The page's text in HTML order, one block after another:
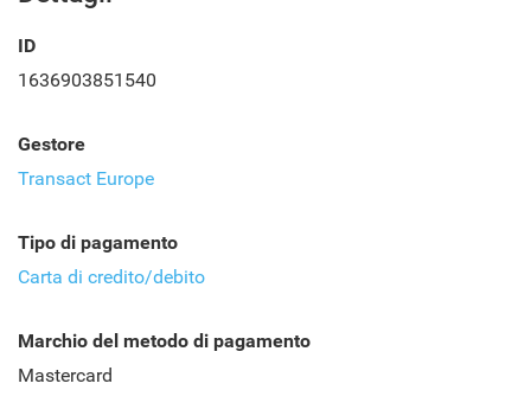
ID
1636903851540
Gestore
Transact Europe
Tipo di pagamento
Carta di credito/debito
Marchio del metodo di pagamento
Mastercard